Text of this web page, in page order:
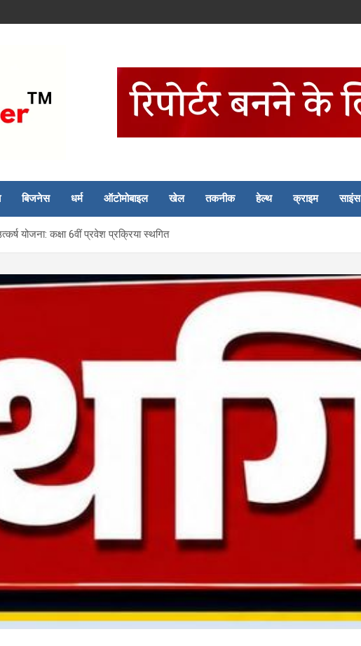
बिजनेस धर्म ऑटोमोबाइल खेल तकनीक हेल्थ क्राइम साइंस
योजना: कक्षा 6वीं प्रवेश प्रक्रिया स्थगित